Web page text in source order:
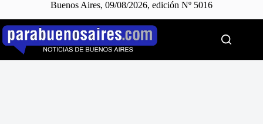
Buenos Aires, 09/08/2026, edición Nº 5016
Saltar
contenido